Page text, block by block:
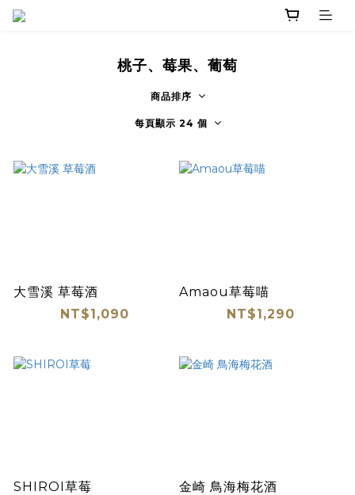
桃子、莓果、葡萄
商品排序
每頁顯示 24 個
大雪溪 草莓酒
NT$1,090
Amaou草莓喵
NT$1,290
SHIROI草莓
金崎 鳥海梅花酒